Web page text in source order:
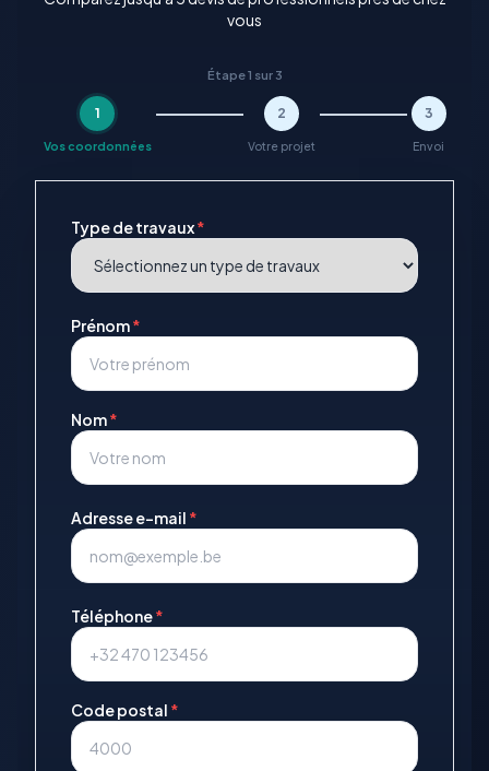
vous
Étape 1 sur 3
1
Vos coordonnées
2
Votre projet
3
Envoi
Type de travaux*
Prénom*
Nom*
Adresse e-mail *
Téléphone*
Code postal *